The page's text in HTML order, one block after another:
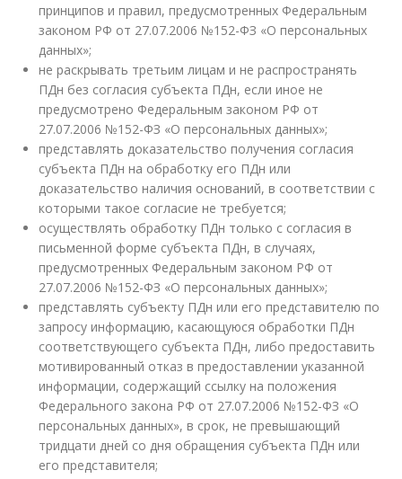
принципов и правил, предусмотренных Федеральным
законом РФ от 27.07.2006 №152-ФЗ «О персональных
данных»;
не раскрывать третьим лицам и не распространять
ПДн без согласия субъекта ПДн, если иное не
предусмотрено Федеральным законом РФ от
27.07.2006 №152-ФЗ «О персональных данных»;
представлять доказательство получения согласия
субъекта ПДн на обработку его ПДн или
доказательство наличия оснований, в соответствии с
которыми такое согласие не требуется;
осуществлять обработку ПДн только с согласия в
письменной форме субъекта ПДн, в случаях,
предусмотренных Федеральным законом РФ от
27.07.2006 №152-ФЗ «О персональных данных»;
представлять субъекту ПДн или его представителю по
запросу информацию, касающуюся обработки ПДн
соответствующего субъекта ПДн, либо предоставить
мотивированный отказ в предоставлении указанной
информации, содержащий ссылку на положения
Федерального закона РФ от 27.07.2006 №152-ФЗ «О
персональных данных», в срок, не превышающий
тридцати дней со дня обращения субъекта ПДн или
его представителя;